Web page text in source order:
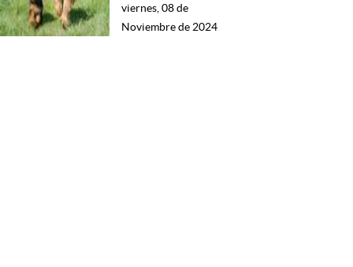
viernes, 08 de
Noviembre de 2024